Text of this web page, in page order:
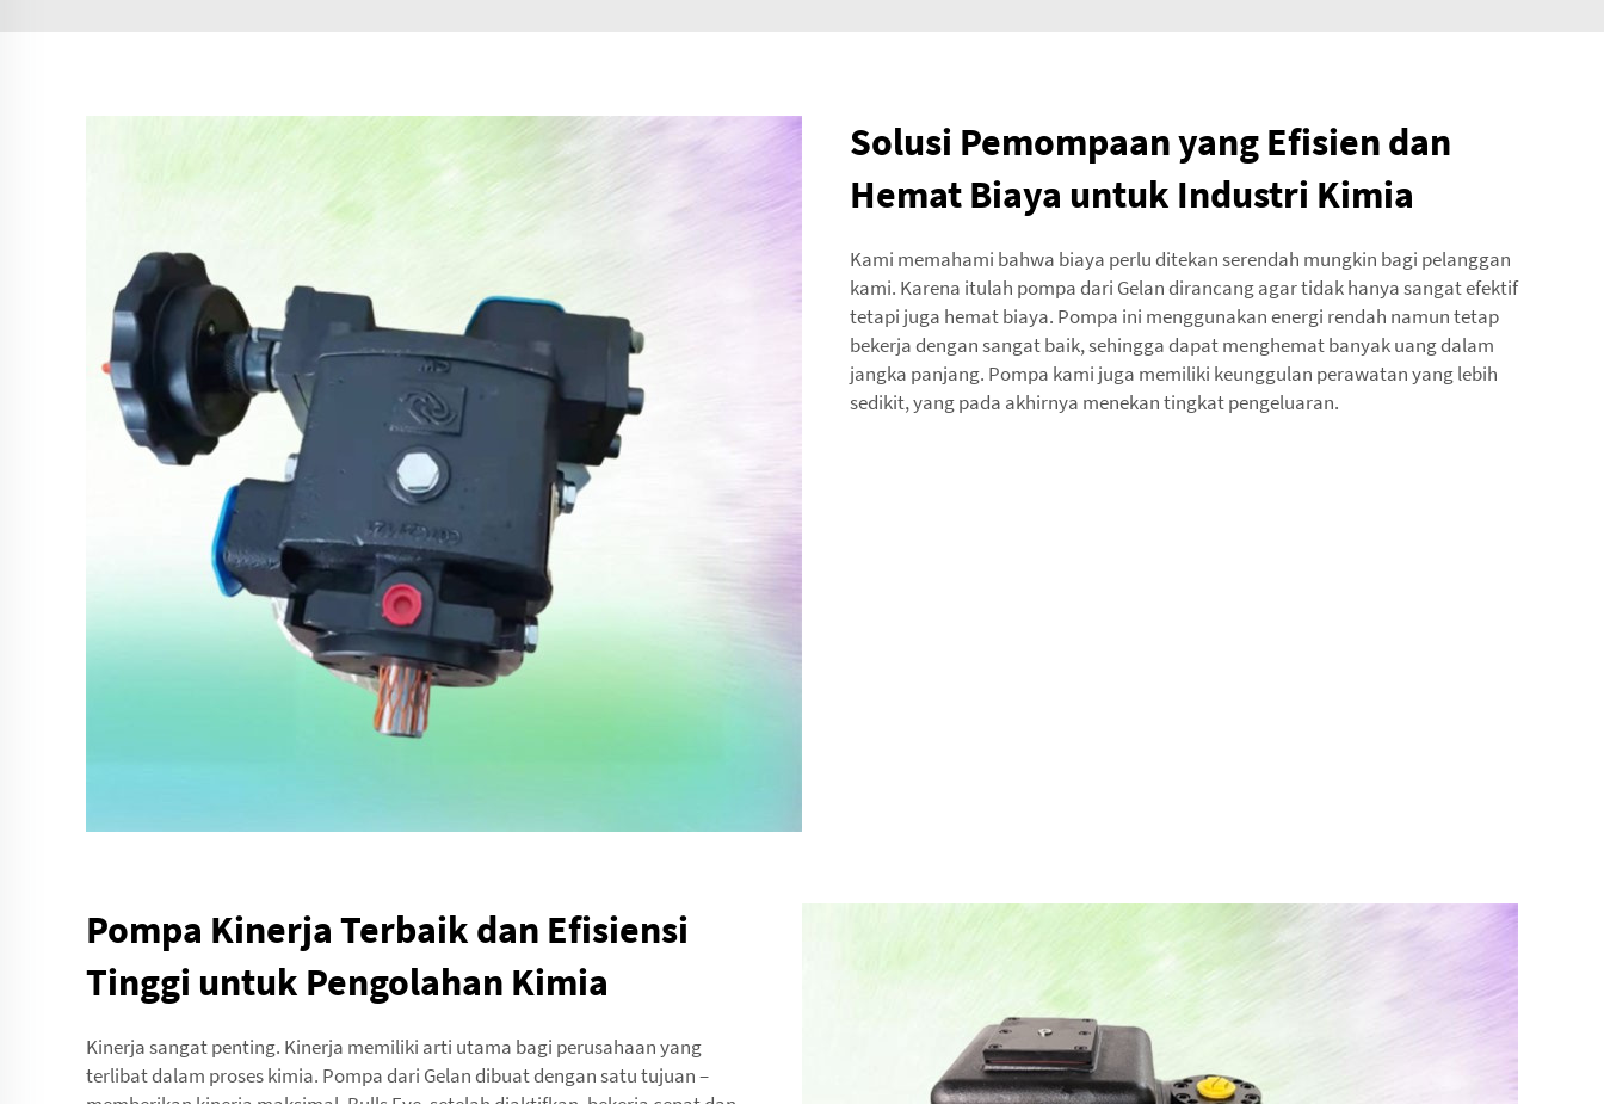
Solusi Pemompaan yang Efisien dan
Hemat Biaya untuk Industri Kimia
Kami memahami bahwa biaya perlu ditekan serendah mungkin bagi pelanggan
kami. Karena itulah pompa dari Gelan dirancang agar tidak hanya sangat efektif
tetapi juga hemat biaya. Pompa ini menggunakan energi rendah namun tetap
bekerja dengan sangat baik, sehingga dapat menghemat banyak uang dalam
jangka panjang. Pompa kami juga memiliki keunggulan perawatan yang lebih
sedikit, yang pada akhirnya menekan tingkat pengeluaran.
Pompa Kinerja Terbaik dan Efisiensi
Tinggi untuk Pengolahan Kimia
Kinerja sangat penting. Kinerja memiliki arti utama bagi perusahaan yang
terlibat dalam proses kimia. Pompa dari Gelan dibuat dengan satu tujuan –